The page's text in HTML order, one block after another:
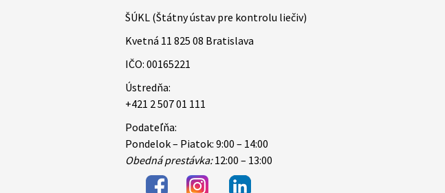
ŠÚKL (Štátny ústav pre kontrolu liečiv)
Kvetná 11 825 08 Bratislava
IČO: 00165221
Ústredňa:
+421 2 507 01 111
Podateľňa:
Pondelok – Piatok: 9:00 – 14:00
Obedná prestávka:12:00 – 13:00